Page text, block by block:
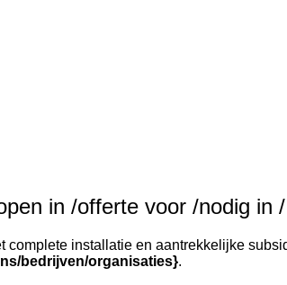
in /offerte voor /nodig in
complete installatie en aantrekkelijke
bedrijven/organisaties}.